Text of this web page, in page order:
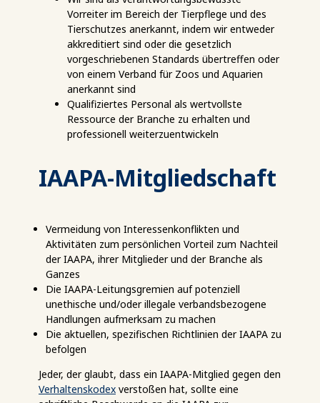
Vorreiter im Bereich der Tierpflege und des
Tierschutzes anerkannt, indem wir entweder
akkreditiert sind oder die gesetzlich
vorgeschriebenen Standards übertreffen oder
von einem Verband für Zoos und Aquarien
anerkannt sind
Qualifiziertes Personal als wertvollste
Ressource der Branche zu erhalten und
professionell weiterzuentwickeln
IAAPA-Mitgliedschaft
Vermeidung von Interessenkonflikten und
Aktivitäten zum persönlichen Vorteil zum Nachteil
der IAAPA, ihrer Mitglieder und der Branche als
Ganzes
Die IAAPA-Leitungsgremien auf potenziell
unethische und/oder illegale verbandsbezogene
Handlungen aufmerksam zu machen
Die aktuellen, spezifischen Richtlinien der IAAPA zu
befolgen
Jeder, der glaubt, dass ein IAAPA-Mitglied gegen den
Verhaltenskodex verstoßen hat, sollte eine